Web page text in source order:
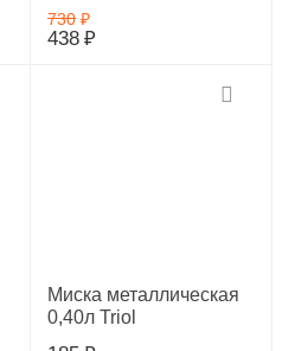
730 ₽
438 ₽
Миска металлическая
0,40л Triol